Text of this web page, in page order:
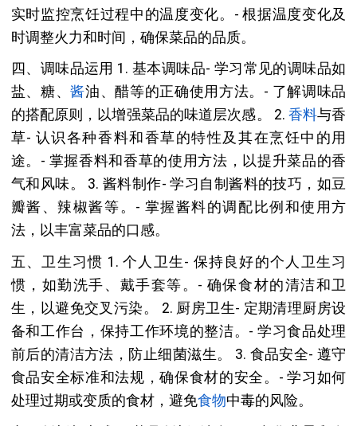
实时监控烹饪过程中的温度变化。- 根据温度变化及
时调整火力和时间，确保菜品的品质。
四、调味品运用 1. 基本调味品- 学习常见的调味品如
盐、糖、酱油、醋等的正确使用方法。- 了解调味品
的搭配原则，以增强菜品的味道层次感。 2. 香料与香
草- 认识各种香料和香草的特性及其在烹饪中的用
途。- 掌握香料和香草的使用方法，以提升菜品的香
气和风味。 3. 酱料制作- 学习自制酱料的技巧，如豆
瓣酱、辣椒酱等。- 掌握酱料的调配比例和使用方
法，以丰富菜品的口感。
五、卫生习惯 1. 个人卫生- 保持良好的个人卫生习
惯，如勤洗手、戴手套等。- 确保食材的清洁和卫
生，以避免交叉污染。 2. 厨房卫生- 定期清理厨房设
备和工作台，保持工作环境的整洁。- 学习食品处理
前后的清洁方法，防止细菌滋生。 3. 食品安全- 遵守
食品安全标准和法规，确保食材的安全。- 学习如何
处理过期或变质的食材，避免食物中毒的风险。